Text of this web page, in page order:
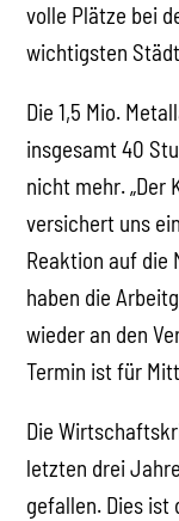
volle Plätze bei
wichtigsten
Die 1,5 Mio.
insgesamt 40
nicht mehr. „Der
versichert uns
Reaktion auf die
haben die
wieder an den
Termin ist für
Die
letzten drei
gefallen. Dies ist